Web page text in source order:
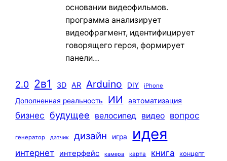
основании видеофильмов.
программа анализирует
видеофрагмент, идентифицирует
говорящего героя, формирует
панели…
2.0 2в1 3D AR Arduino DIY iPhone
Дополненная реальность ИИ автоматизация
бизнес будущее велосипед видео вопрос
генератор датчик дизайн игра идея
интернет интерфейс камера карта книга
концепт